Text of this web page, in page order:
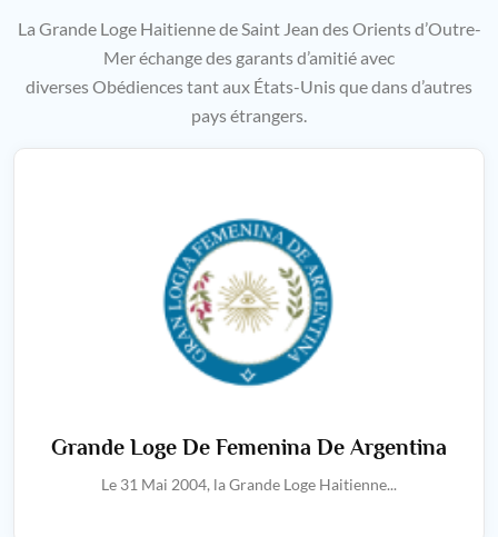
La Grande Loge Haitienne de Saint Jean des Orients d’Outre-
Mer échange des garants d’amitié avec
diverses Obédiences tant aux États-Unis que dans d’autres
pays étrangers.
Grande Loge De Femenina De Argentina
Le 31 Mai 2004, la Grande Loge Haitienne...